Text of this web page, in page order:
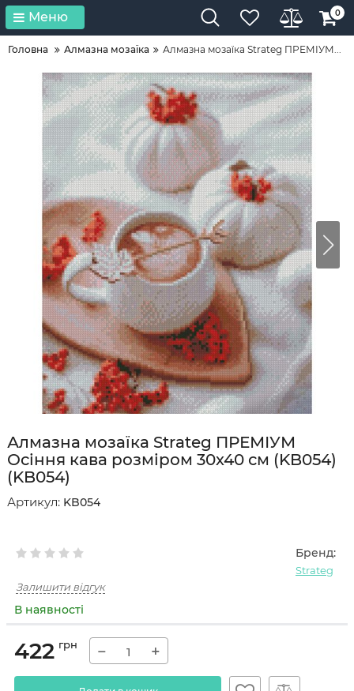
Меню 0
Головна Алмазна мозаїка Алмазна мозаїка Strateg ПРЕМІУМ...
Алмазна мозаїка Strateg ПРЕМІУМ
Осіння кава розміром 30х40 см (KB054)
(KB054)
Артикул: KB054
Бренд:
Strateg
Залишити відгук
В наявності
422 грн − +